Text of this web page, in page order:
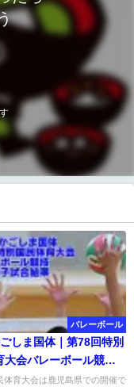
バレーボール
しま国体｜第78回特別
大会バレーボール競
子試合結果
体育大会は鹿児島県での開催で